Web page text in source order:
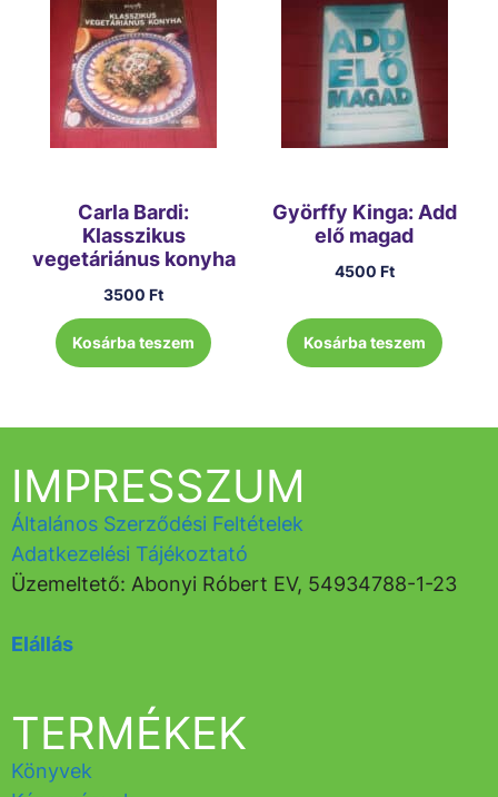
Carla Bardi:
Klasszikus
vegetáriánus konyha
3500Ft
Kosárba teszem
Györffy Kinga: Add
elő magad
4500 Ft
Kosárba teszem
TERMÉKEK
Könyvek
IMPRESSZUM
Általános Szerződési Feltételek
Adatkezelési Tájékoztató
Üzemeltető: Abonyi Róbert EV, 54934788-1-23
Elállás